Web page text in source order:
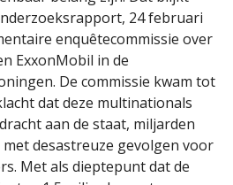
24 februari
enquêtecommissie over
ExxonMobil in de
De commissie kwam tot
dat deze multinationals
aan de staat, miljarden
desastreuze gevolgen voor
Met als dieptepunt dat de